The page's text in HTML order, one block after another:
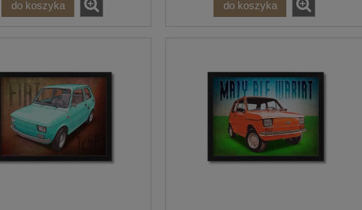
do koszyka do koszyka